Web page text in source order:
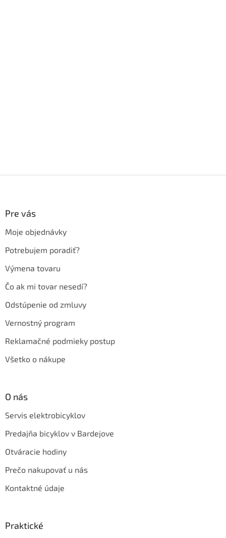
Pre vás
Moje objednávky
Potrebujem poradiť?
Výmena tovaru
Čo ak mi tovar nesedí?
Odstúpenie od zmluvy
Vernostný program
Reklamačné podmieky postup
Všetko o nákupe
O nás
Servis elektrobicyklov
Predajňa bicyklov v Bardejove
Otváracie hodiny
Prečo nakupovať u nás
Kontaktné údaje
Praktické